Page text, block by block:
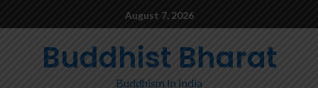
August 7, 2026
Buddhist Bharat
Buddhism In India